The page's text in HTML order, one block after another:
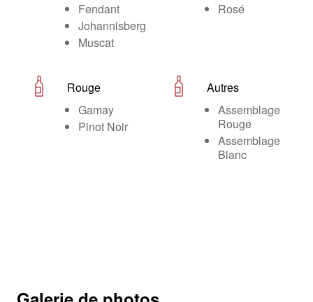
Fendant
Johannisberg
Muscat
Rosé
Rouge
Gamay
Pinot Noir
Autres
Assemblage
Rouge
Assemblage
Blanc